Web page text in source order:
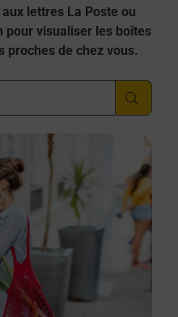
lettres La Poste ou
pour visualiser les boîtes
proches de chez vous.